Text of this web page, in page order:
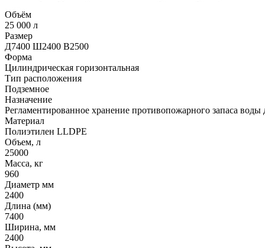
Объём
25 000 л
Размер
Д7400 Ш2400 В2500
Форма
Цилиндрическая горизонтальная
Тип расположения
Подземное
Назначение
Регламентированное хранение противопожарного запаса
Материал
Полиэтилен LLDPE
Объем, л
25000
Масса, кг
960
Диаметр мм
2400
Длина (мм)
7400
Ширина, мм
2400